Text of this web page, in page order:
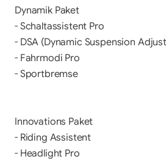
Dynamik Paket
- Schaltassistent Pro
- DSA (Dynamic Suspension
- Fahrmodi Pro
- Sportbremse
Innovations Paket
- Riding Assistent
- Headlight Pro